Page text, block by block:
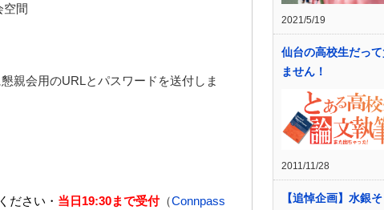
空間
親会用のURLとパスワードを送付しま
ださい・ 当日19:30まで受付（Connpass
2021/5/19
仙台の高校生だっ
ません！
2011/11/28
【追悼企画】水銀